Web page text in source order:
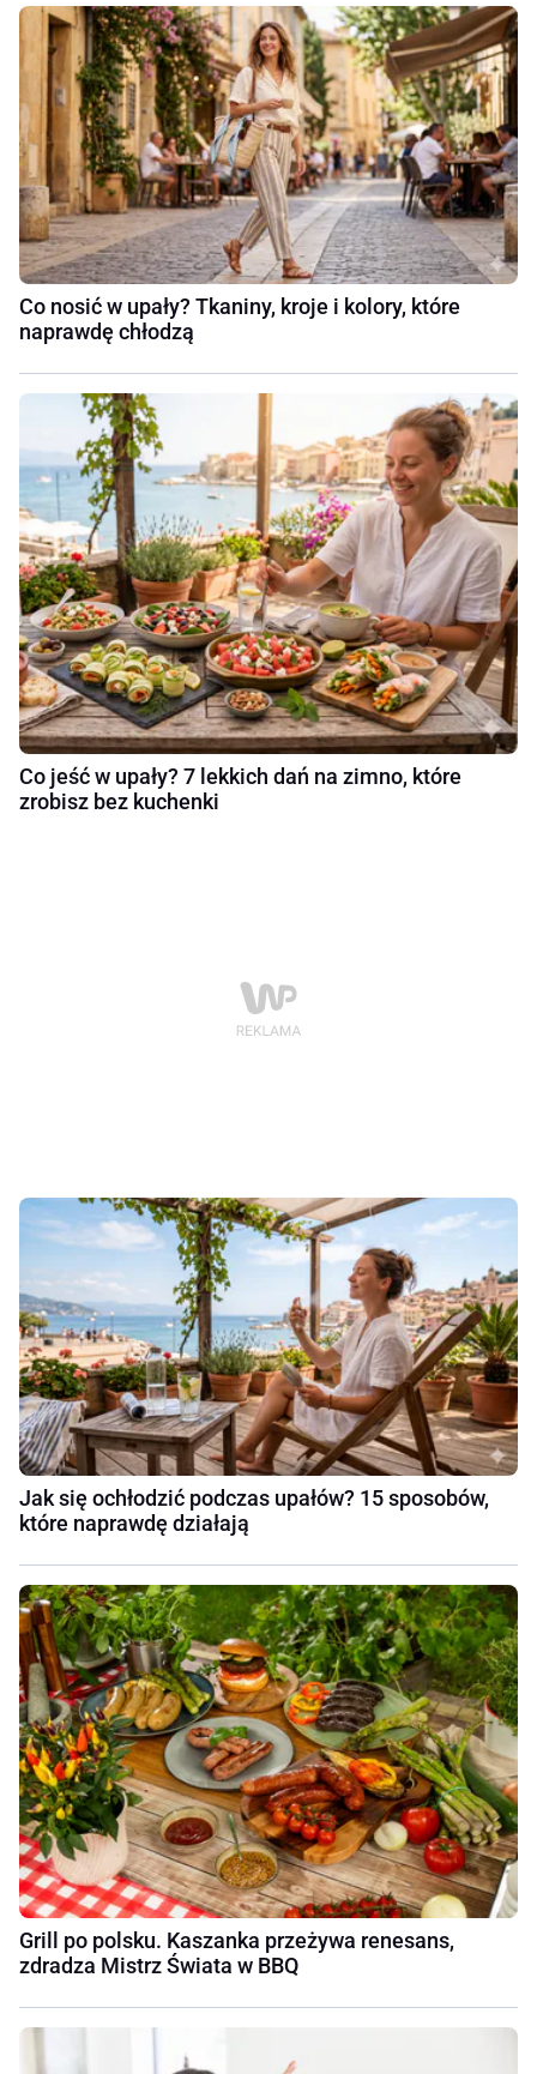
Co nosić w upały? Tkaniny, kroje i kolory, które
naprawdę chłodzą
Co jeść w upały? 7 lekkich dań na zimno, które
zrobisz bez kuchenki
Jak się ochłodzić podczas upałów? 15 sposobów,
które naprawdę działają
Grill po polsku. Kaszanka przeżywa renesans,
zdradza Mistrz Świata w BBQ